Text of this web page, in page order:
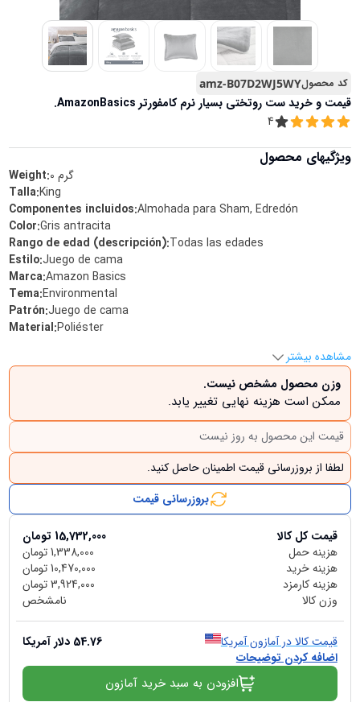
کد محصولamz-B07D2WJ5WY
قیمت و خریدست روتختی بسیار نرم کامفورتر AmazonBasics.
4
ویژگیهای محصول
Weight:0 گرم
Talla:King
Componentes incluidos:Almohada para Sham, Edredón
Color:Gris antracita
Rango de edad (descripción):Todas las edades
Estilo:Juego de cama
Marca:Amazon Basics
Tema:Environmental
Patrón:Juego de cama
Material:Poliéster
مشاهده بیشتر
وزن محصول مشخص نیست.
ممکن است هزینه نهایی تغییر یابد.
قیمت این محصول به روز نیست
لطفا از بروزرسانی قیمت اطمینان حاصل کنید.
بروزرسانی قیمت
قیمت کل کالا 15,732,000 تومان
هزینه حمل
1,338,000تومان
هزینه خرید
10,470,000تومان
هزینه کارمزد
3,924,000تومان
وزن کالا
نامشخص
قیمت کالا در آمازون آمریکا 54.76 دلار آمریکا
اضافه کردن توضیحات
افزودن به سبد خرید آمازون